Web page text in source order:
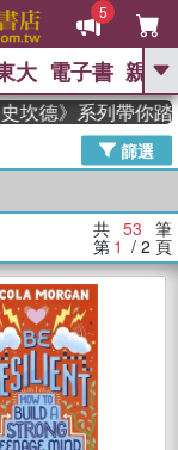
5
GO
The Odyssey 、
是一群喵 、 暑期
輝時代 、 數學女
偉大的迷走神經
大 電子書 親子
系列帶你踏上熱
篩選
共 53 筆
第 1 / 2 頁